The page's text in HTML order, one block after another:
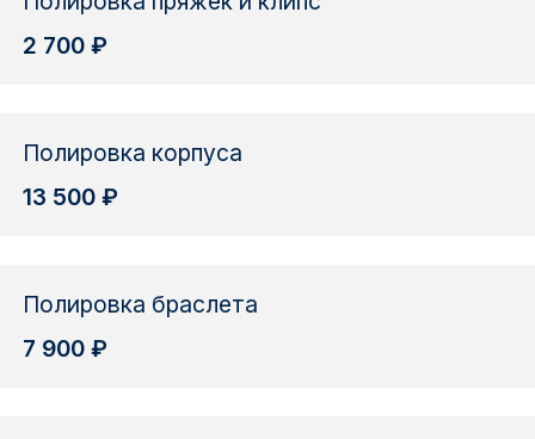
2 700 ₽
Полировка корпуса
13 500 ₽
Полировка браслета
7 900 ₽